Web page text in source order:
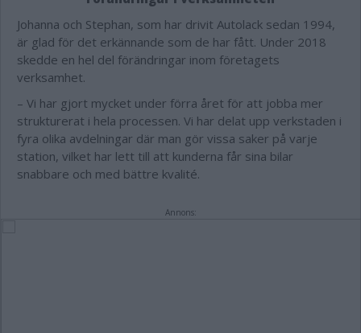
Johanna och Stephan, som har drivit Autolack sedan 1994,
är glad för det erkännande som de har fått. Under 2018
skedde en hel del förändringar inom företagets
verksamhet.
– Vi har gjort mycket under förra året för att jobba mer
strukturerat i hela processen. Vi har delat upp verkstaden i
fyra olika avdelningar där man gör vissa saker på varje
station, vilket har lett till att kunderna får sina bilar
snabbare och med bättre kvalité.
Annons: